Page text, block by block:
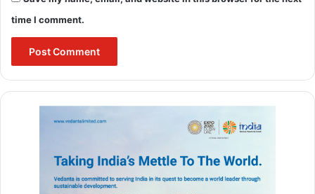
australia cricket team
byju's foundation course byju's price
time I comment.